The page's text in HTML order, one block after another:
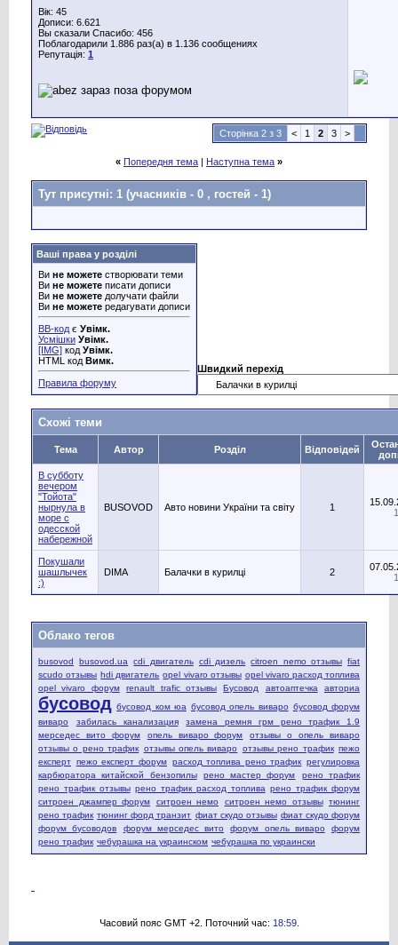
Вік: 45
Дописи: 6.621
Вы сказали Спасибо: 456
Поблагодарили 1.886 раз(а) в 1.136 сообщениях
Репутація: 1
Сторінка 2 з 3 < 1 2 3 >
« Попередня тема | Наступна тема »
Тут присутні: 1 (учасників - 0 , гостей - 1)
Ваші права у розділі
Ви не можете створювати теми
Ви не можете писати дописи
Ви не можете долучати файли
Ви не можете редагувати дописи
BB-код є Увімк.
Усмішки Увімк.
[IMG] код Увімк.
HTML код Вимк.
Правила форуму
Швидкий перехід
Схожі теми
Тема Автор Розділ Відповідей
В субботу
вечером
"Тойота"
нырнула в
море с
одесской
набережной
BUSOVOD Авто новини України та світу 1
Покушали
шашлычек
:)
DIMA Балачки в курилці 2
Облако тегов
busovod busovod.ua cdi двигатель cdi дизель citroen nemo отзывы fiat
scudo отзывы hdi двигатель opel vivaro отзывы opel vivaro расход топлива
opel vivaro форум
renault trafic отзывы Бусовод автоаптечка авториа
бусовод бусовод ком юа бусовод опель виваро бусовод форум
виваро
забилась канализация
замена ремня грм рено трафик 1.9
мерседес вито форум
опель виваро форум
отзывы о опель виваро
отзывы о рено трафик отзывы опель виваро отзывы рено трафик пежо
експерт пежо експерт форум расход топлива рено трафик регулировка
карбюратора китайской бензопилы
рено мастер форум
рено трафик
рено трафик отзывы рено трафик расход топлива рено трафик форум
ситроен джампер форум
ситроен немо ситроен немо отзывы тюнинг
рено трафик тюнинг форд транзит фиат скудо отзывы фиат скудо форум
форум бусоводов
форум мерседес вито форум опель виваро
форум
рено трафик чебурашка на украинском чебурашка по украински
Часовий пояс GMT +2. Поточний час: 18:59.